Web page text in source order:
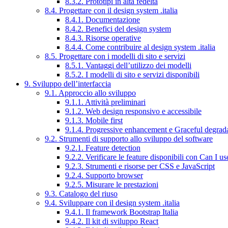
8.4. Progettare con il design system .italia
8.4.1. Documentazione
8.4.2. Benefici del design system
8.4.3. Risorse operative
8.4.4. Come contribuire al design system .italia
8.5. Progettare con i modelli di sito e servizi
8.5.1. Vantaggi dell’utilizzo dei modelli
8.5.2. I modelli di sito e servizi disponibili
9. Sviluppo dell’interfaccia
9.1. Approccio allo sviluppo
9.1.1. Attività preliminari
9.1.2. Web design responsivo e accessibile
9.1.3. Mobile first
9.1.4. Progressive enhancement e Graceful
9.2. Strumenti di supporto allo sviluppo del software
9.2.1. Feature detection
9.2.2. Verificare le feature disponibili con Can I
9.2.3. Strumenti e risorse per CSS e JavaScript
9.2.4. Supporto browser
9.2.5. Misurare le prestazioni
9.3. Catalogo del riuso
9.4. Sviluppare con il design system .italia
9.4.1. Il framework Bootstrap Italia
9.4.2. Il kit di sviluppo React